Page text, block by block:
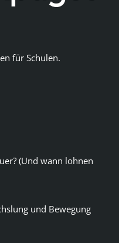
für Schulen.
(Und wann lohnen
und Bewegung